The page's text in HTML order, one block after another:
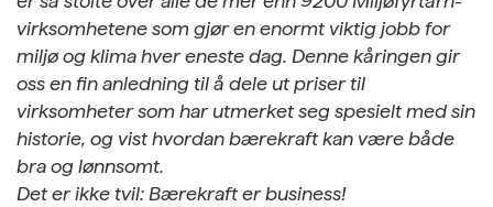
virksomhetene som gjør en enormt viktig jobb for
miljø og klima hver eneste dag. Denne kåringen gir
oss en fin anledning til å dele ut priser til
virksomheter som har utmerket seg spesielt med sin
historie, og vist hvordan bærekraft kan være både
bra og lønnsomt.
Det er ikke tvil: Bærekraft er business!